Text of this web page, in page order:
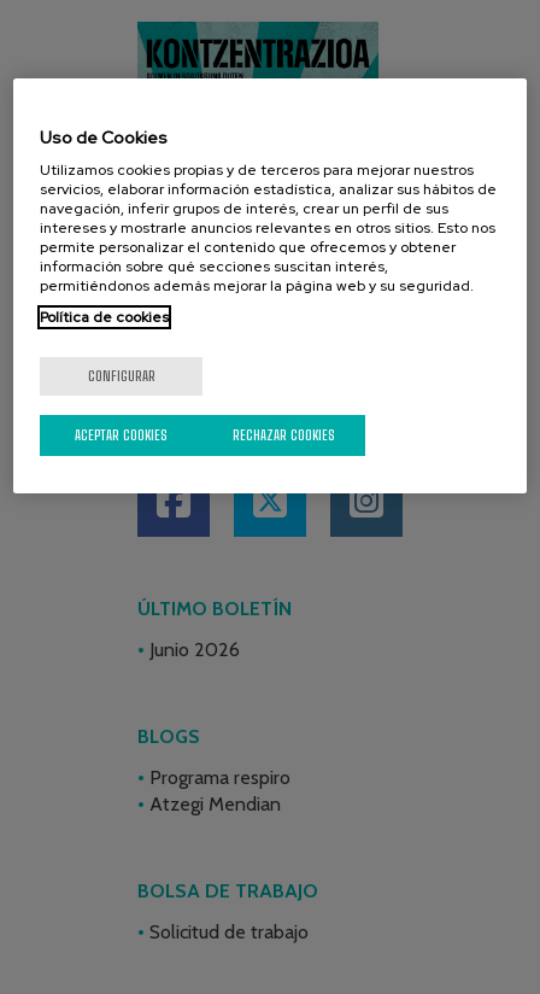
REDES SOCIALES
ÚLTIMO BOLETÍN
Junio 2026
BLOGS
Programa respiro
Atzegi Mendian
BOLSA DE TRABAJO
Solicitud de trabajo
Uso de Cookies
Utilizamos cookies propias y de terceros para mejorar nuestros
servicios, elaborar información estadística, analizar sus hábitos de
navegación, inferir grupos de interés, crear un perfil de sus
intereses y mostrarle anuncios relevantes en otros sitios. Esto nos
permite personalizar el contenido que ofrecemos y obtener
información sobre qué secciones suscitan interés,
permitiéndonos además mejorar la página web y su seguridad.
Política de cookies
CONFIGURAR
RECHAZAR COOKIES
ACEPTAR COOKIES